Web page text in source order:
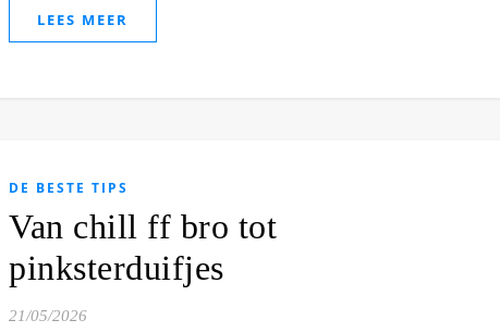
LEES MEER
DE BESTE TIPS
Van chill ff bro tot
pinksterduifjes
21/05/2026